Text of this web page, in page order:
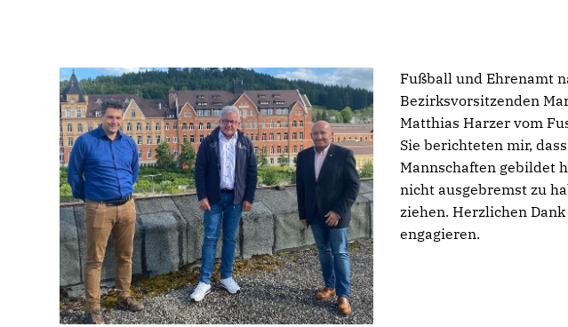
Fußball und Ehrenamt
Bezirksvorsitzenden
Matthias Harzer vom
Sie berichteten mir,
Mannschaften gebildet
nicht ausgebremst zu
ziehen. Herzlichen
engagieren.